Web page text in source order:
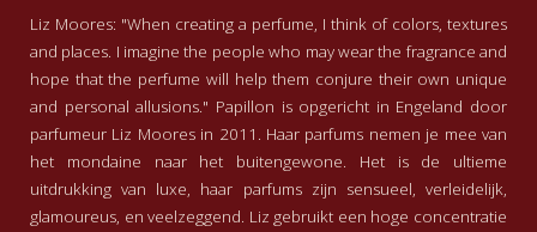
Liz Moores: "When creating a perfume, I think of colors, textures
and places. I imagine the people who may wear the fragrance and
hope that the perfume will help them conjure their own unique
and personal allusions." Papillon is opgericht in Engeland door
parfumeur Liz Moores in 2011. Haar parfums nemen je mee van
het mondaine naar het buitengewone. Het is de ultieme
uitdrukking van luxe, haar parfums zijn sensueel, verleidelijk,
glamoureus, en veelzeggend. Liz gebruikt een hoge concentratie